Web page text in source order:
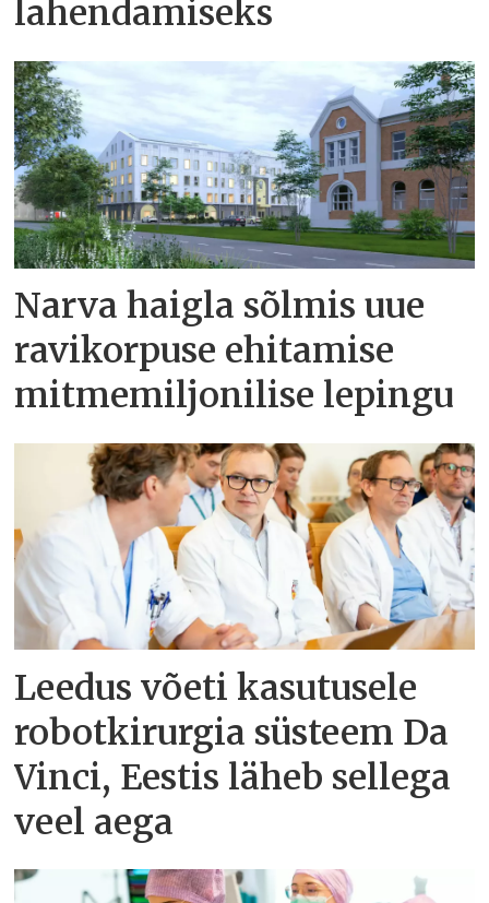
lahendamiseks
Narva haigla sõlmis uue
ravikorpuse ehitamise
mitmemiljonilise lepingu
Leedus võeti kasutusele
robotkirurgia süsteem Da
Vinci, Eestis läheb sellega
veel aega